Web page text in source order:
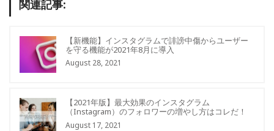
関連記事:
【新機能】インスタグラムで誹謗中傷からユーザー
を守る機能が2021年8月に導入
August 28, 2021
【2021年版】最大効果のインスタグラム
（Instagram）のフォロワーの増やし方はコレだ！
August 17, 2021